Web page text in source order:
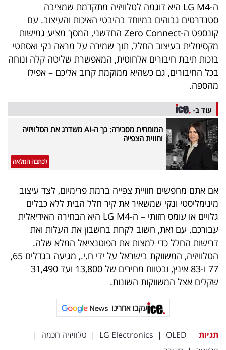
ה-LG M4 היא דוגמה לטלוויזיה מתקדמת שמציבה
סטנדרטים גבוהים במיוחד בהיבטי האיכות והעיצוב. עם
קונספט ה-Zero Connect החדשני, המסך מציע גמישות
מקסימלית בעיצוב החלל, תוך שמירה על מראה נקי ואסתטי
בזכות תיבת חיבורים אלחוטית, המאפשרת שליטה קלה ונוחה
בכל החיבורים, גם כשהיא ממוקמת קרוב אליכם – אפילו
מהספה.
עוד ב-
המומחית מסבירה: כך ה-AI משדרג את הטלוויזיה
וחווית הצפייה
לכתבה המלאה
אם אתם מחפשים חוויית צפייה ברמת פרימיום, לצד עיצוב
מינימליסטי ונקי שמשאיר את קיר חלל הבית ללא כבלים
גלויים או עומס חזותי – ה-LG M4 היא הבחירה האידיאלית
עבורכם. עם זאת, חשוב לקחת בחשבון את העלות ואת
דרישות החלל כדי למצות את הפוטנציאל המלא שלה.
הטלוויזיה, המשווקת בישראל על ידי ח.י., מגיעה בגדלים 65,
77 ו-83 אינץ, ובטווח מחירים של 13,800 ועד 31,490
שקלים אצל המשווקות השונות.
עקבו אחרינו
תגיות LG Electronics | OLED
| טלוויזיה חכמה |